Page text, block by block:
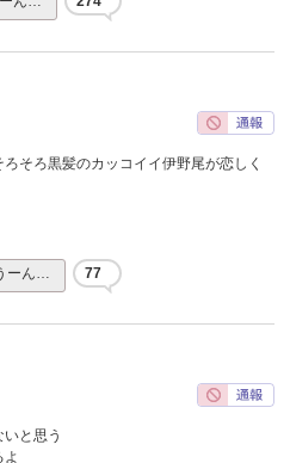
そろ黒髪のカッコイイ伊野尾が恋しく
ーん… 77
と思う
よ